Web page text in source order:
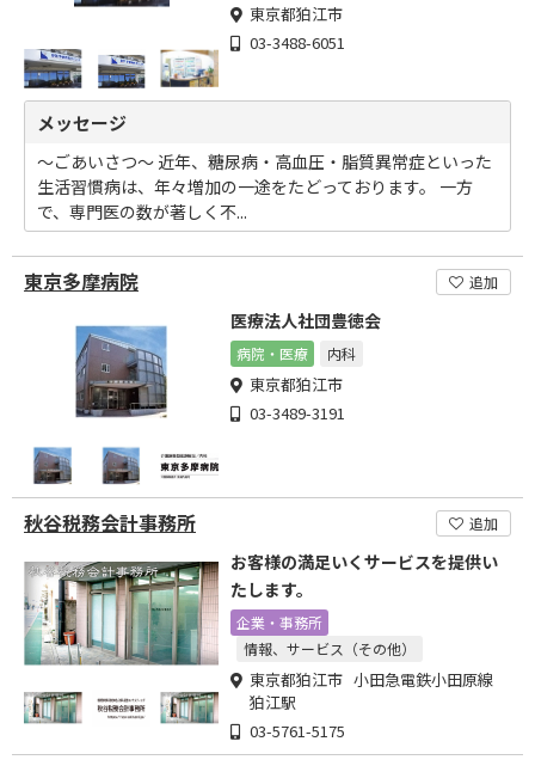
東京都狛江市
03-3488-6051
メッセージ
～ごあいさつ～ 近年、糖尿病・高血圧・脂質異常症といった
生活習慣病は、年々増加の一途をたどっております。 一方
で、専門医の数が著しく不...
東京多摩病院 追加
医療法人社団豊徳会
病院・医療 内科
東京都狛江市
03-3489-3191
秋谷税務会計事務所 追加
お客様の満足いくサービスを提供い
たします。
企業・事務所
情報、サービス（その他）
東京都狛江市 小田急電鉄小田原線
狛江駅
03-5761-5175